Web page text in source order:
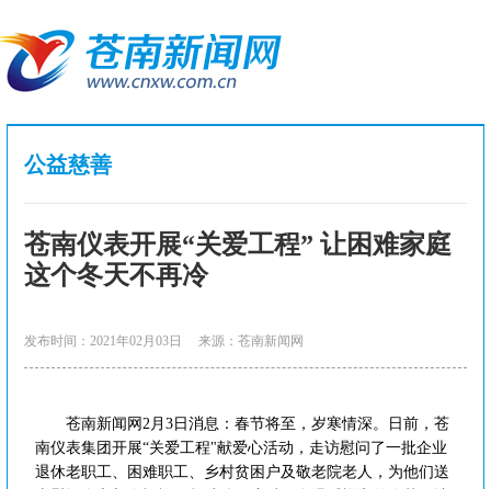
公益慈善
苍南仪表开展“关爱工程” 让困难家庭
这个冬天不再冷
发布时间：2021年02月03日 来源：苍南新闻网
苍南新闻网2月3日消息：春节将至，岁寒情深。日前，苍
南仪表集团开展“关爱工程"献爱心活动，走访慰问了一批企业
退休老职工、困难职工、乡村贫困户及敬老院老人，为他们送